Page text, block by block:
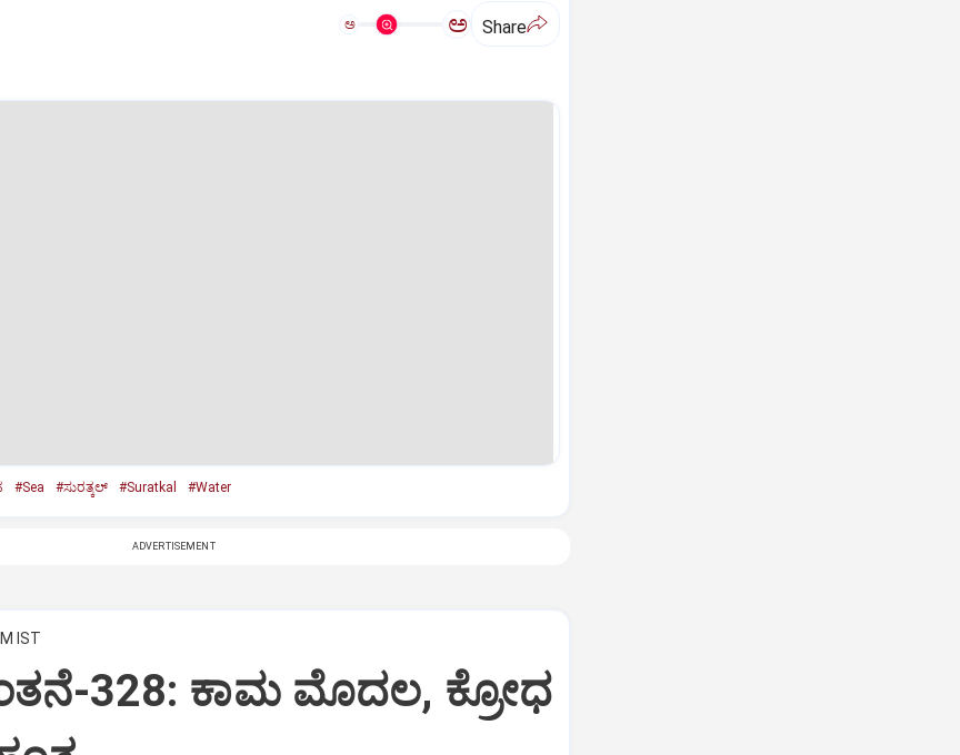
ಅ ಅ Share
#Sea #ಸುರತ್ಕಲ್ #Suratkal #Water
ADVERTISEMENT
IST
328: ಕಾಮ ಮೊದಲ, ಕ್ರೋಧ